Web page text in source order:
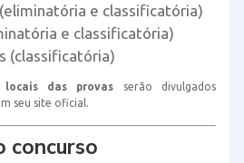
(eliminatória e classificatória)
e classificatória)
(classificatória)
das provas serão divulgados
seu site oficial.
concurso